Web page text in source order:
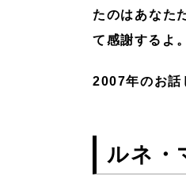
たのはあなた
て感謝するよ
2007年のお話
ルネ・